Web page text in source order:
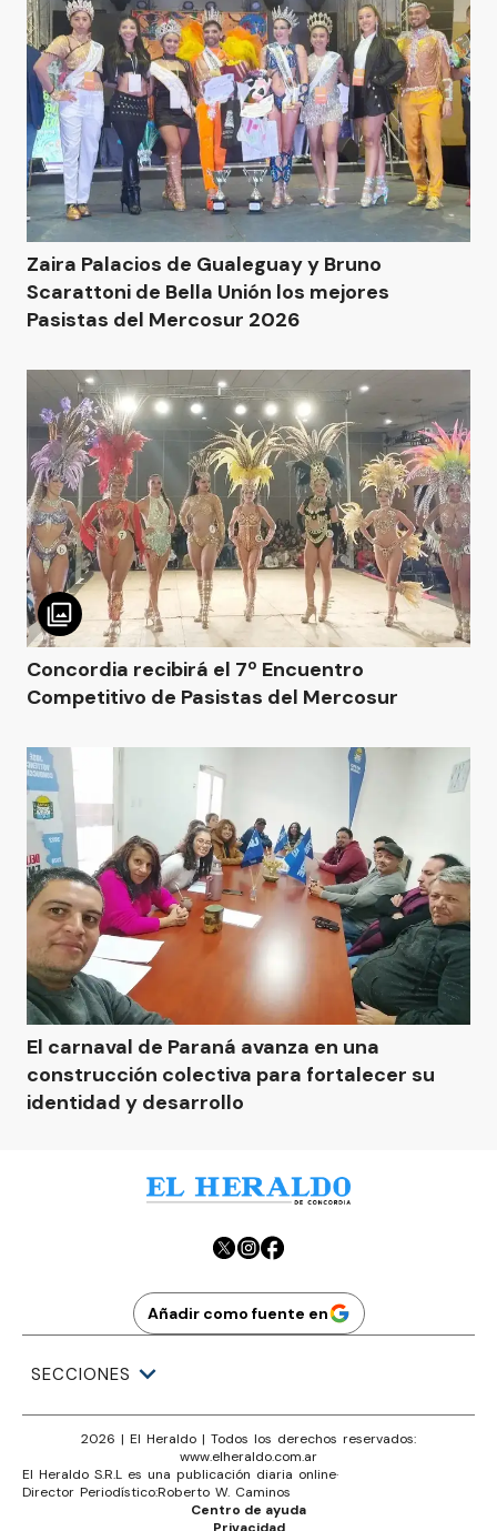
Zaira Palacios de Gualeguay y Bruno
Scarattoni de Bella Unión los mejores
Pasistas del Mercosur 2026
Concordia recibirá el 7º Encuentro
Competitivo de Pasistas del Mercosur
El carnaval de Paraná avanza en una
construcción colectiva para fortalecer su
identidad y desarrollo
Añadir como fuente en
SECCIONES
2026 | El Heraldo | Todos los derechos reservados:
www.elheraldo.com.ar
El Heraldo S.R.L es una publicación diaria online·
Director Periodístico:Roberto W. Caminos
Privacidad
Centro de ayuda